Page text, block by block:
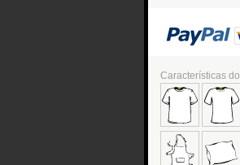
Características